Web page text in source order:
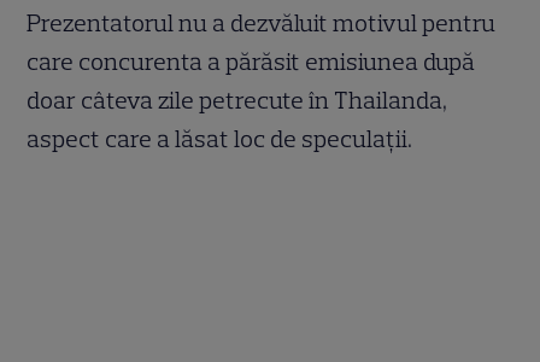
Prezentatorul nu a dezvăluit motivul pentru
care concurenta a părăsit emisiunea după
doar câteva zile petrecute în Thailanda,
aspect care a lăsat loc de speculații.